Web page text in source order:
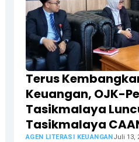
Terus
Keuangan, OJK-
Tasikmalaya
Tasikmalaya
AGEN LITERASI KEUANGAN Juli 13,